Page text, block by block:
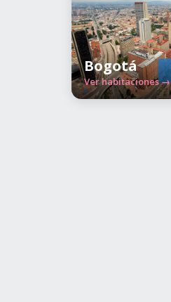
Bogotá
Ver habitaciones →